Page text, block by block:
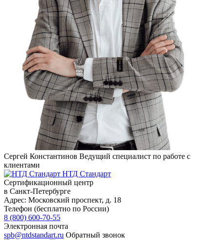
Сергей Константинов Ведущий специалист по работе с
клиентами
НТД Стандарт
Сертификационный центр
в Санкт-Петербурге
Адрес: Московский проспект, д. 18
Телефон (бесплатно по России)
8 (800) 600-70-55
Электронная почта
spb@ntdstandart.ru Обратный звонок